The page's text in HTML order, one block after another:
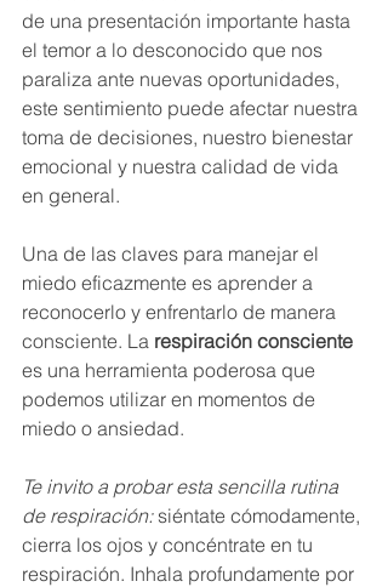
de una presentación importante hasta
el temor a lo desconocido que nos
paraliza ante nuevas oportunidades,
este sentimiento puede afectar nuestra
toma de decisiones, nuestro bienestar
emocional y nuestra calidad de vida
en general.
Una de las claves para manejar el
miedo eficazmente es aprender a
reconocerlo y enfrentarlo de manera
consciente. La respiración consciente
es una herramienta poderosa que
podemos utilizar en momentos de
miedo o ansiedad.
Te invito a probar esta sencilla rutina
de respiración: siéntate cómodamente,
cierra los ojos y concéntrate en tu
respiración. Inhala profundamente por